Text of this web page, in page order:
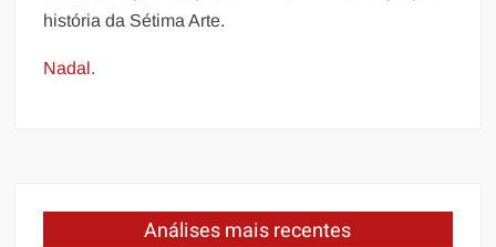
história da Sétima Arte.
Nadal.
Análises mais recentes